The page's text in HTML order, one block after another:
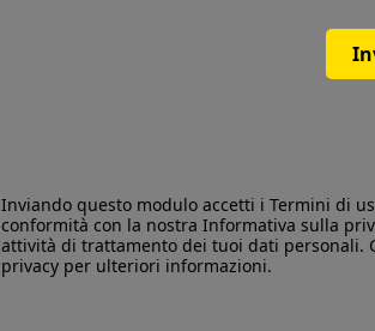
Inviando questo modulo accetti iTermini di
conformità con la nostraInformativa sulla
attività di trattamento dei tuoi dati
privacy per ulteriori informazioni.